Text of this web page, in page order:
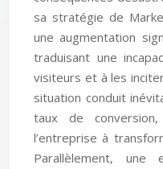
sa stratégie de
une augmentation
traduisant une
visiteurs et à les
situation conduit
taux de
l’entreprise à
Parallèlement, une